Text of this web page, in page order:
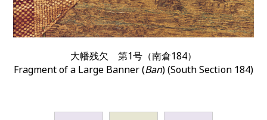
大幡残欠 第1号（南倉184）
Fragment of a Large Banner (Ban) (South Section 184)